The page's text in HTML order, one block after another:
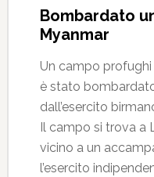
Bombardato
Myanmar
Un campo
è stato
dall’esercito
Il campo si trova a
vicino a un
l’esercito